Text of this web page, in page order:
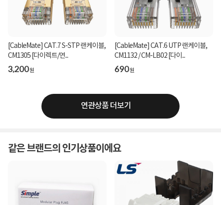
[CableMate] CAT.7 S-STP 랜케이블,
CM1305 [다이렉트/연...
3,200원
[CableMate] CAT.6 UTP 랜케이블,
CM1132 / CM-LB02 [다이...
690원
연관상품 더보기
같은 브랜드의 인기상품이에요